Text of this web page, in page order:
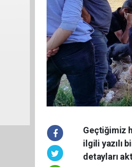
Geçtiğimiz
ilgili yazılı
detayları